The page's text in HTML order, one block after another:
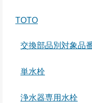
TOTO
交換部品別対象品
単水栓
浄水器専用水栓